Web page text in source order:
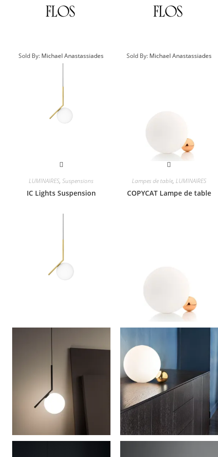
Sold By: Michael Anastassiades
LUMINAIRES,Suspensions
IC Lights Suspension
Sold By: Michael Anastassiades
Lampes de table, LUMINAIRES
COPYCAT Lampe de table